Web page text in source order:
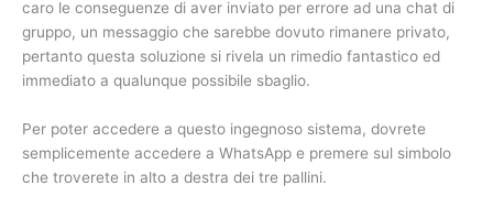
caro le conseguenze di aver inviato per errore ad una chat di
gruppo, un messaggio che sarebbe dovuto rimanere privato,
pertanto questa soluzione si rivela un rimedio fantastico ed
immediato a qualunque possibile sbaglio.
Per poter accedere a questo ingegnoso sistema, dovrete
semplicemente accedere a WhatsApp e premere sul simbolo
che troverete in alto a destra dei tre pallini.